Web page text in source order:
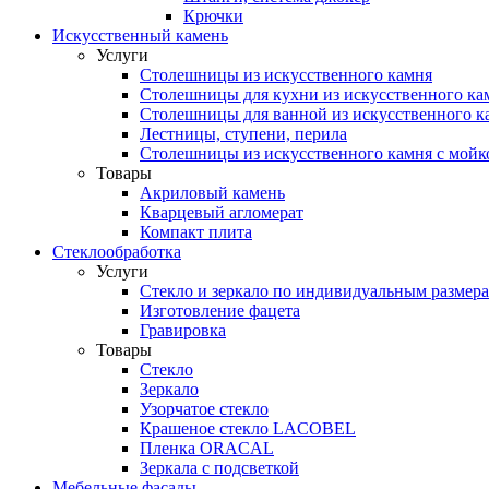
Крючки
Искусственный камень
Услуги
Столешницы из искусственного камня
Столешницы для кухни из искусственного
Столешницы для ванной из искусственного
Лестницы, ступени, перила
Столешницы из искусственного камня с
Товары
Акриловый камень
Кварцевый агломерат
Компакт плита
Стеклообработка
Услуги
Стекло и зеркало по индивидуальным
Изготовление фацета
Гравировка
Товары
Стекло
Зеркало
Узорчатое стекло
Крашеное стекло LACOBEL
Пленка ORACAL
Зеркала с подсветкой